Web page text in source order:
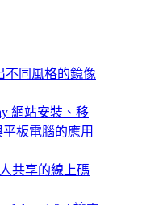
不同風格的鏡像
網站安裝、移
板電腦的應用
共享的線上碼